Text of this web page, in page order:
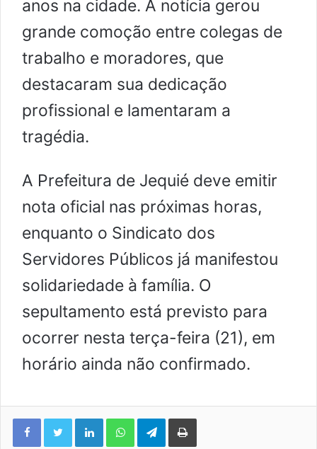
anos na cidade. A notícia gerou
grande comoção entre colegas de
trabalho e moradores, que
destacaram sua dedicação
profissional e lamentaram a
tragédia.
A Prefeitura de Jequié deve emitir
nota oficial nas próximas horas,
enquanto o Sindicato dos
Servidores Públicos já manifestou
solidariedade à família. O
sepultamento está previsto para
ocorrer nesta terça-feira (21), em
horário ainda não confirmado.
FacebookTwitterLinkedinWhatsAppTelegramImprimir